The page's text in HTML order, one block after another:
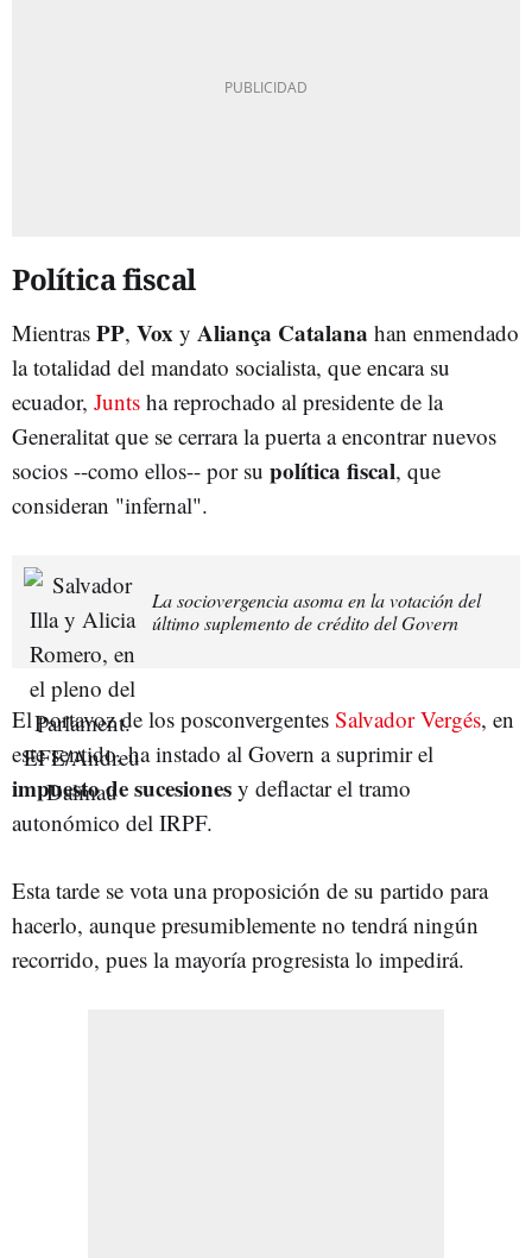
Política fiscal
Mientras PP, Vox y Aliança Catalana han enmendado
la totalidad del mandato socialista, que encara su
ecuador, Junts ha reprochado al presidente de la
Generalitat que se cerrara la puerta a encontrar nuevos
socios --como ellos-- por su política fiscal, que
consideran "infernal".
La sociovergencia asoma en la votación del
último suplemento de crédito del Govern
El portavoz de los posconvergentes Salvador Vergés, en
este sentido, ha instado al Govern a suprimir el
impuesto de sucesiones y deflactar el tramo
autonómico del IRPF.
Esta tarde se vota una proposición de su partido para
hacerlo, aunque presumiblemente no tendrá ningún
recorrido, pues la mayoría progresista lo impedirá.